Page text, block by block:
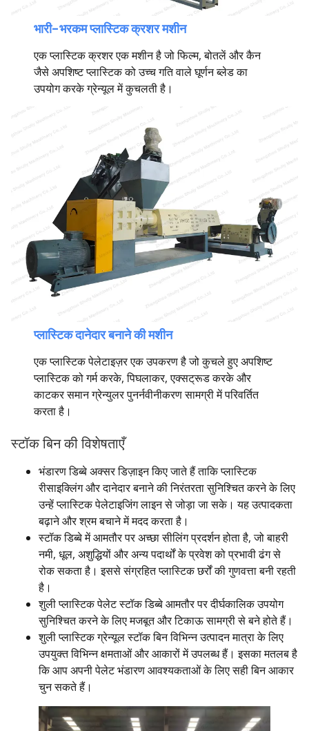
भारी-भरकम प्लास्टिक क्रशर मशीन
एक प्लास्टिक क्रशर एक मशीन है जो फिल्म, बोतलें और कैन
जैसे अपशिष्ट प्लास्टिक को उच्च गति वाले घूर्णन ब्लेड का
उपयोग करके ग्रेन्यूल में कुचलती है।
प्लास्टिक दानेदार बनाने की मशीन
एक प्लास्टिक पेलेटाइज़र एक उपकरण है जो कुचले हुए अपशिष्ट
प्लास्टिक को गर्म करके, पिघलाकर, एक्सट्रूड करके और
काटकर समान ग्रेन्युलर पुनर्नवीनीकरण सामग्री में परिवर्तित
करता है।
स्टॉक बिन की विशेषताएँ
भंडारण डिब्बे अक्सर डिज़ाइन किए जाते हैं ताकि प्लास्टिक
रीसाइक्लिंग और दानेदार बनाने की निरंतरता सुनिश्चित करने के लिए
उन्हें प्लास्टिक पेलेटाइजिंग लाइन से जोड़ा जा सके। यह उत्पादकता
बढ़ाने और श्रम बचाने में मदद करता है।
स्टॉक डिब्बे में आमतौर पर अच्छा सीलिंग प्रदर्शन होता है, जो बाहरी
नमी, धूल, अशुद्धियों और अन्य पदार्थों के प्रवेश को प्रभावी ढंग से
रोक सकता है। इससे संग्रहित प्लास्टिक छर्रों की गुणवत्ता बनी रहती
है।
शुली प्लास्टिक पेलेट स्टॉक डिब्बे आमतौर पर दीर्घकालिक उपयोग
सुनिश्चित करने के लिए मजबूत और टिकाऊ सामग्री से बने होते हैं।
शुली प्लास्टिक ग्रेन्यूल स्टॉक बिन विभिन्न उत्पादन मात्रा के लिए
उपयुक्त विभिन्न क्षमताओं और आकारों में उपलब्ध हैं। इसका मतलब है
कि आप अपनी पेलेट भंडारण आवश्यकताओं के लिए सही बिन आकार
चुन सकते हैं।